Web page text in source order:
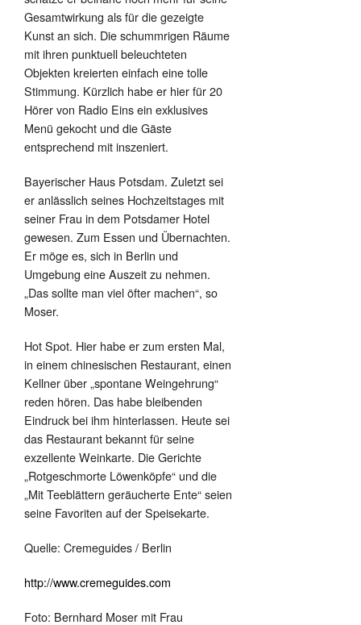
Gesamtwirkung als für die gezeigte
Kunst an sich. Die schummrigen Räume
mit ihren punktuell beleuchteten
Objekten kreierten einfach eine tolle
Stimmung. Kürzlich habe er hier für 20
Hörer von Radio Eins ein exklusives
Menü gekocht und die Gäste
entsprechend mit inszeniert.
Bayerischer Haus Potsdam. Zuletzt sei
er anlässlich seines Hochzeitstages mit
seiner Frau in dem Potsdamer Hotel
gewesen. Zum Essen und Übernachten.
Er möge es, sich in Berlin und
Umgebung eine Auszeit zu nehmen.
„Das sollte man viel öfter machen“, so
Moser.
Hot Spot. Hier habe er zum ersten Mal,
in einem chinesischen Restaurant, einen
Kellner über „spontane Weingehrung“
reden hören. Das habe bleibenden
Eindruck bei ihm hinterlassen. Heute sei
das Restaurant bekannt für seine
exzellente Weinkarte. Die Gerichte
„Rotgeschmorte Löwenköpfe“ und die
„Mit Teeblättern geräucherte Ente“ seien
seine Favoriten auf der Speisekarte.
Quelle: Cremeguides / Berlin
http://www.cremeguides.com
Foto: Bernhard Moser mit Frau